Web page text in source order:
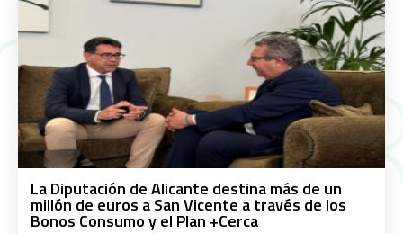
La Diputación de Alicante destina más de un
millón de euros a San Vicente a través de los
Bonos Consumo y el Plan +Cerca